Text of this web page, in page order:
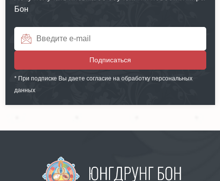
Бон
Подписаться
* При подписке Вы даете согласие на обработку персональных
данных